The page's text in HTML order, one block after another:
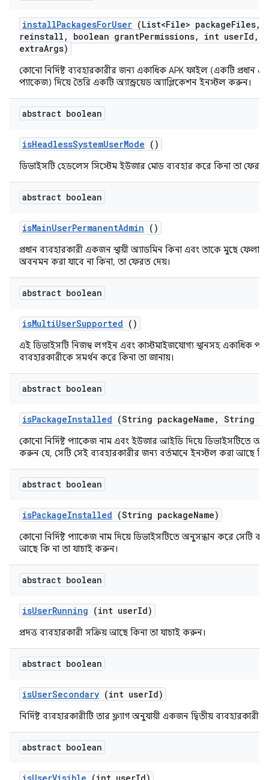
installPackagesForUser (List<File> packageFiles,
reinstall , boolean grantPermissions, int userId ,
extraArgs)
কোনো নির্দিষ্ট ব্যবহারকারীর জন্য একাধিক APK ফাইল (একটি প্রধান
প্যাকেজ) দিয়ে তৈরি একটি অ্যান্ড্রয়েড অ্যাপ্লিকেশন ইনস্টল করুন।
abstract boolean
isHeadlessSystemUserMode ()
ডিভাইসটি হেডলেস সিস্টেম ইউজার মোড ব্যবহার করে কিনা তা ফেরত
abstract boolean
isMainUserPermanentAdmin ()
প্রধান ব্যবহারকারী একজন স্থায়ী অ্যাডমিন কিনা এবং তাকে মুছে ফেলা
অবনমন করা যাবে না কিনা, তা ফেরত দেয়।
abstract boolean
isMultiUserSupported ()
এই ডিভাইসটি নিজস্ব লগইন এবং কাস্টমাইজযোগ্য স্থানসহ একাধিক
ব্যবহারকারীকে সমর্থন করে কিনা তা জানায়।
abstract boolean
isPackageInstalled (String packageName , String
কোনো নির্দিষ্ট প্যাকেজ নাম এবং ইউজার আইডি দিয়ে ডিভাইসটিতে
করুন যে, সেটি সেই ব্যবহারকারীর জন্য বর্তমানে ইনস্টল করা আছে কি
abstract boolean
isPackageInstalled (String packageName)
কোনো নির্দিষ্ট প্যাকেজ নাম দিয়ে ডিভাইসটিতে অনুসন্ধান করে সেটি
আছে কি না তা যাচাই করুন।
abstract boolean
isUserRunning (int userId)
প্রদত্ত ব্যবহারকারী সক্রিয় আছে কিনা তা যাচাই করুন।
abstract boolean
isUserSecondary (int userId)
নির্দিষ্ট ব্যবহারকারীটি তার ফ্ল্যাগ অনুযায়ী একজন দ্বিতীয় ব্যবহারকারী
abstract boolean